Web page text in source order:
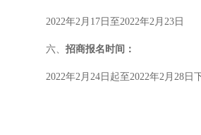
2022年2 月 17日至2022年2 月 23日
六、 招商报名时间 ：
2022年2月24日起至2022年2月28日